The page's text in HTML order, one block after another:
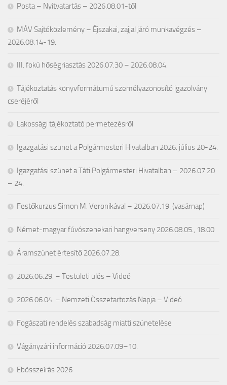
Posta – Nyitvatartás – 2026.08.01-től
MÁV Sajtóközlemény – Éjszakai, zajjal járó munkavégzés –
2026.08.14-19.
III. fokú hőségriasztás 2026.07.30 – 2026.08.04.
Tájékoztatás könyvformátumú személyazonosító igazolvány
cseréjéről
Lakossági tájékoztató permetezésről
Igazgatási szünet a Polgármesteri Hivatalban 2026. július 20-24.
Igazgatási szünet a Táti Polgármesteri Hivatalban – 2026.07.20
– 24.
Festőkurzus Simon M. Veronikával – 2026.07.19. (vasárnap)
Német-magyar fúvószenekari hangverseny 2026.08.05., 18.00
Áramszünet értesítő 2026.07.28.
2026.06.29. – Testületi ülés – Videó
2026.06.04. – Nemzeti Összetartozás Napja – Videó
Fogászati rendelés szabadság miatti szünetelése
Vágányzári információ 2026.07.09–10.
Ebösszeírás 2026